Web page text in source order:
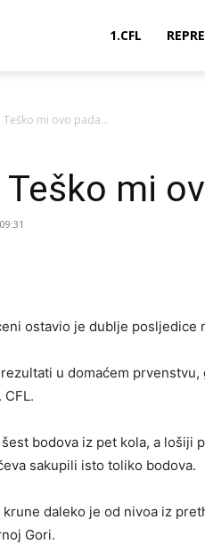
1.CFL
Teško mi ovo pada…
Teško mi
ostavio je dublje posljedice
u domaćem
CFL.
bodova iz pet kola, a lošiji
sakupili isto toliko bodova.
daleko je od nivoa iz
Gori.